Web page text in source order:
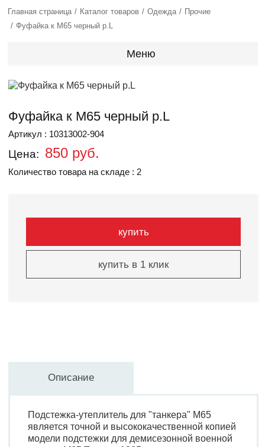
Главная страница Каталог товаров Одежда
Прочие
Фуфайка к M65 черный р.L
Меню
Фуфайка к M65 черный р.L
Артикул : 10313002-904
Цена: 850 руб.
Количество товара на складе : 2
купить
купить в 1 клик
Описание
Подстежка-утеплитель для "танкера" М65
является точной и высококачественной копией
модели подстежки для демисезонной военной